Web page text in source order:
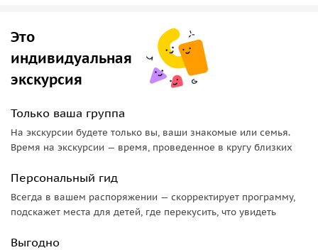
беспризорник»
Это
индивидуальная
экскурсия
Только ваша группа
На экскурсии будете только вы, ваши знакомые или семья.
Время на экскурсии — время, проведенное в кругу близких
Персональный гид
Всегда в вашем распоряжении — скорректирует программу,
подскажет места для детей, где перекусить, что увидеть
Выгодно